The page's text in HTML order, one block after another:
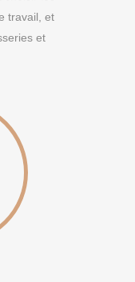
travail, et
et